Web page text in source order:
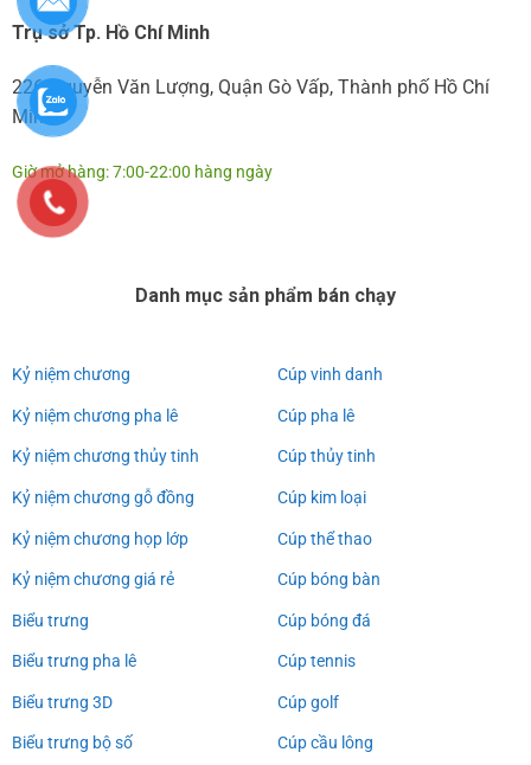
Trụ sở Tp. Hồ Chí Minh
226 Nguyễn Văn Lượng, Quận Gò Vấp, Thành phố Hồ Chí
Minh
Giờ mở hàng: 7:00-22:00 hàng ngày
Danh mục sản phẩm bán chạy
Kỷ niệm chương
Kỷ niệm chương pha lê
Kỷ niệm chương thủy tinh
Kỷ niệm chương gỗ đồng
Kỷ niệm chương họp lớp
Kỷ niệm chương giá rẻ
Biểu trưng
Biểu trưng pha lê
Biểu trưng 3D
Biểu trưng bộ số
Cúp vinh danh
Cúp pha lê
Cúp thủy tinh
Cúp kim loại
Cúp thể thao
Cúp bóng bàn
Cúp bóng đá
Cúp tennis
Cúp golf
Cúp cầu lông